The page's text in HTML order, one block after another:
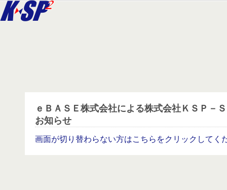
ｅＢＡＳＥ株式会社による株式会社ＫＳＰ－
お知らせ
画面が切り替わらない方はこちらをクリックしてく